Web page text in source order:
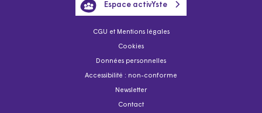
CGU et Mentions légales
Cookies
Données personnelles
Accessibilité : non-conforme
Newsletter
Contact
Espace activYste